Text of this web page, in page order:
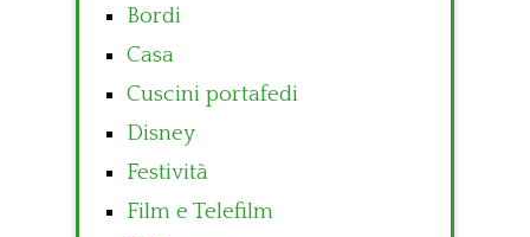
Bordi
Casa
Cuscini portafedi
Disney
Festività
Film e Telefilm